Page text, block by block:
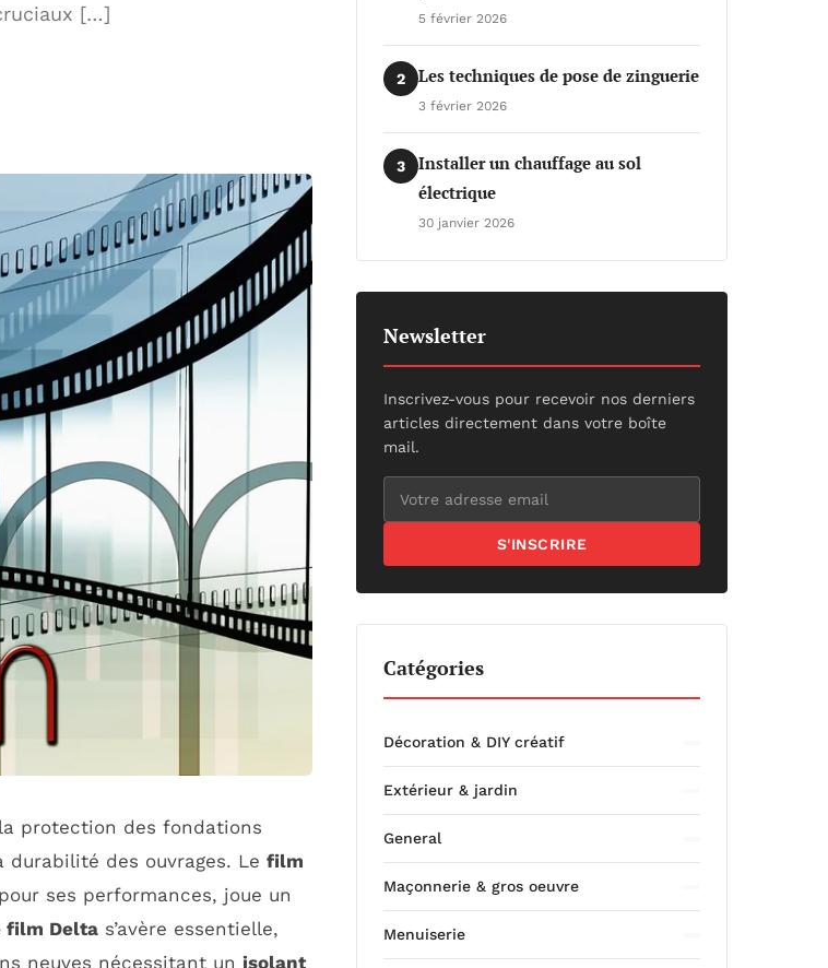
[…]
protection des fondations
des ouvrages. Le film
ses performances, joue un
film Delta s’avère essentielle,
neuves nécessitant un isolant
5 février 2026
2 Les techniques de pose de zinguerie
3 février 2026
3
Installer un chauffage au sol
électrique
30 janvier 2026
Newsletter
Inscrivez-vous pour recevoir nos derniers
articles directement dans votre boîte
mail.
S'INSCRIRE
Catégories
Décoration & DIY créatif
Extérieur & jardin
General
Maçonnerie & gros oeuvre
Menuiserie